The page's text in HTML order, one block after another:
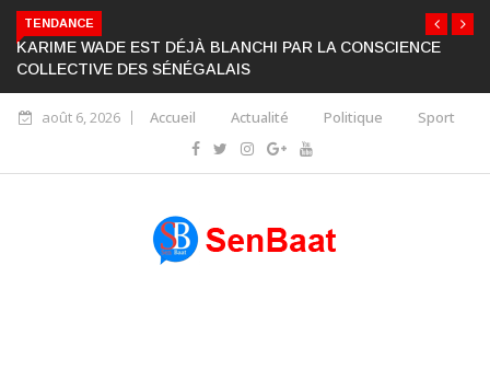
TENDANCE
KARIME WADE EST DÉJÀ BLANCHI PAR LA CONSCIENCE
COLLECTIVE DES SÉNÉGALAIS
août 6, 2026 Accueil Actualité Politique Sport